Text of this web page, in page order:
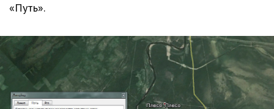
«Путь».